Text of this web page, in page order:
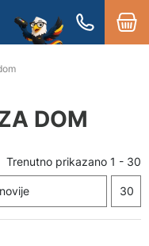
DOM
Trenutno prikazano 1 - 30